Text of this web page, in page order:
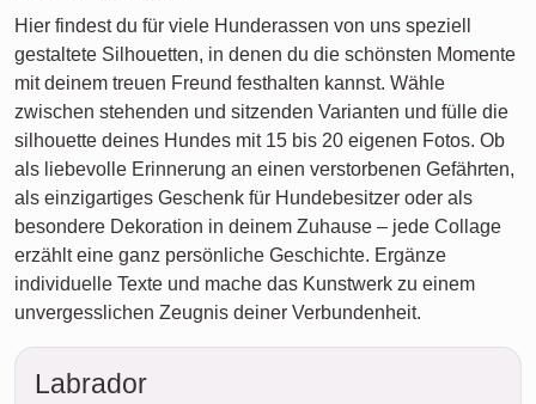
Hier findest du für viele Hunderassen von uns speziell
gestaltete Silhouetten, in denen du die schönsten Momente
mit deinem treuen Freund festhalten kannst. Wähle
zwischen stehenden und sitzenden Varianten und fülle die
silhouette deines Hundes mit 15 bis 20 eigenen Fotos. Ob
als liebevolle Erinnerung an einen verstorbenen Gefährten,
als einzigartiges Geschenk für Hundebesitzer oder als
besondere Dekoration in deinem Zuhause – jede Collage
erzählt eine ganz persönliche Geschichte. Ergänze
individuelle Texte und mache das Kunstwerk zu einem
unvergesslichen Zeugnis deiner Verbundenheit.
Labrador